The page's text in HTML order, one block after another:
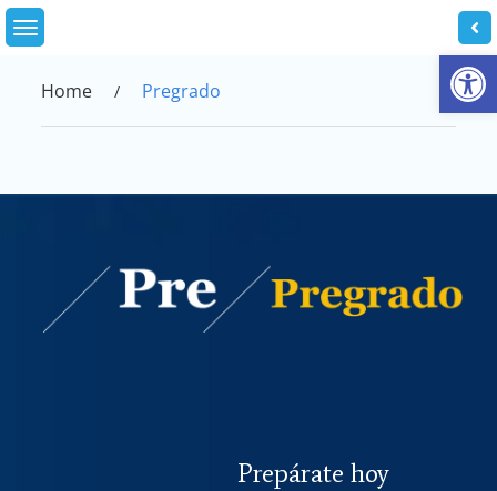
Skip
Home Pregrado
Prepárate hoy